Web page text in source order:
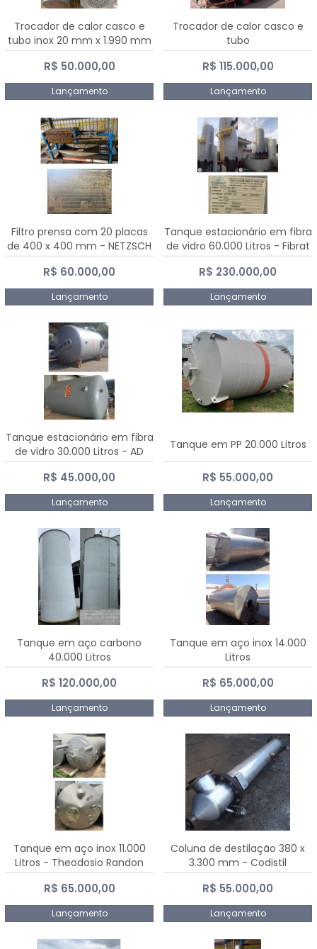
Trocador de calor casco e
tubo inox 20 mm x 1.990 mm
R$ 50.000,00
Lançamento
Trocador de calor casco e
tubo
R$ 115.000,00
Lançamento
Filtro prensa com 20 placas
de 400 x 400 mm - NETZSCH
R$ 60.000,00
Lançamento
Tanque estacionário em fibra
de vidro 60.000 Litros - Fibrat
R$ 230.000,00
Lançamento
Tanque estacionário em fibra
de vidro 30.000 Litros - AD
Fibras
R$ 45.000,00
Lançamento
Tanque em PP 20.000 Litros
R$ 55.000,00
Lançamento
Tanque em aço carbono
40.000 Litros
R$ 120.000,00
Lançamento
Tanque em aço inox 14.000
Litros
R$ 65.000,00
Lançamento
Tanque em aço inox 11.000
Litros - Theodosio Randon
R$ 65.000,00
Lançamento
Coluna de destilação 380 x
3.300 mm - Codistil
R$ 55.000,00
Lançamento